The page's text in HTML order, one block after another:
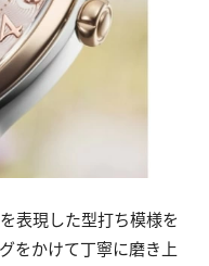
表現した型打ち模様を
をかけて丁寧に磨き上